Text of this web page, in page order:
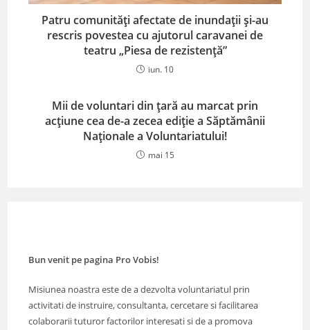
Patru comunități afectate de inundații și-au
rescris povestea cu ajutorul caravanei de
teatru „Piesa de rezistență”
iun. 10
Mii de voluntari din ţară au marcat prin
acţiune cea de-a zecea ediţie a Săptămânii
Naţionale a Voluntariatului!
mai 15
Bun venit pe pagina Pro Vobis!
Misiunea noastra este de a dezvolta voluntariatul prin
activitati de instruire, consultanta, cercetare si facilitarea
colaborarii tuturor factorilor interesati si de a promova